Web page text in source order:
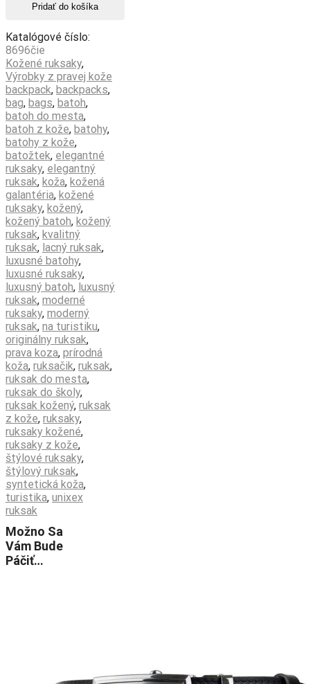
dámsky
ruksak
z
prírodnej
kože
v
čiernej
farbe
Pridať do košíka
Katalógové číslo:
8696čie
Kožené ruksaky,
Výrobky z pravej kože
backpack, backpacks,
bag, bags, batoh,
batoh do mesta,
batoh z kože, batohy,
batohy z kože,
batožtek, elegantné
ruksaky, elegantný
ruksak, koža, kožená
galantéria, kožené
ruksaky, kožený,
kožený batoh, kožený
ruksak, kvalitný
ruksak, lacný ruksak,
luxusné batohy,
luxusné ruksaky,
luxusný batoh, luxusný
ruksak, moderné
ruksaky, moderný
ruksak, na turistiku,
originálny ruksak,
prava koza, prírodná
koža, ruksačik, ruksak,
ruksak do mesta,
ruksak do školy,
ruksak kožený, ruksak
z kože, ruksaky,
ruksaky kožené,
ruksaky z kože,
štýlové ruksaky,
štýlový ruksak,
syntetická koža,
turistika, unixex
ruksak
Možno Sa
Vám Bude
Páčiť…